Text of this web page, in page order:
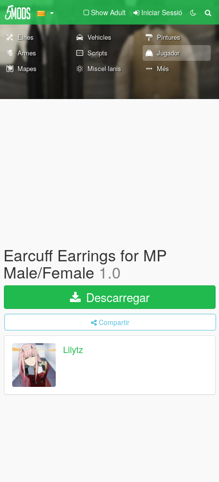
Show Adult Iniciar Sessió
Eines Vehicles
Pintures
Armes
Scripts
Jugador
Mapes
Miscel·lanis Més
Earcuff Earrings for MP
Male/Female 1.0
Descarregar
Compartir
Lilytz